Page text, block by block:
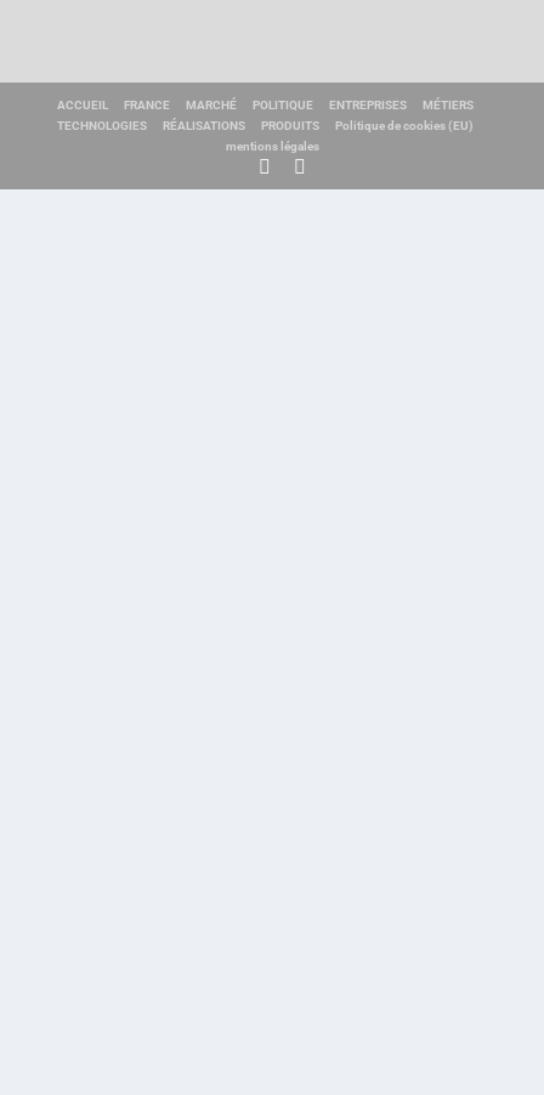
ACCUEIL FRANCE MARCHÉ POLITIQUE ENTREPRISES
MÉTIERS
TECHNOLOGIES
RÉALISATIONS PRODUITS
Politique de cookies (EU)
mentions légales